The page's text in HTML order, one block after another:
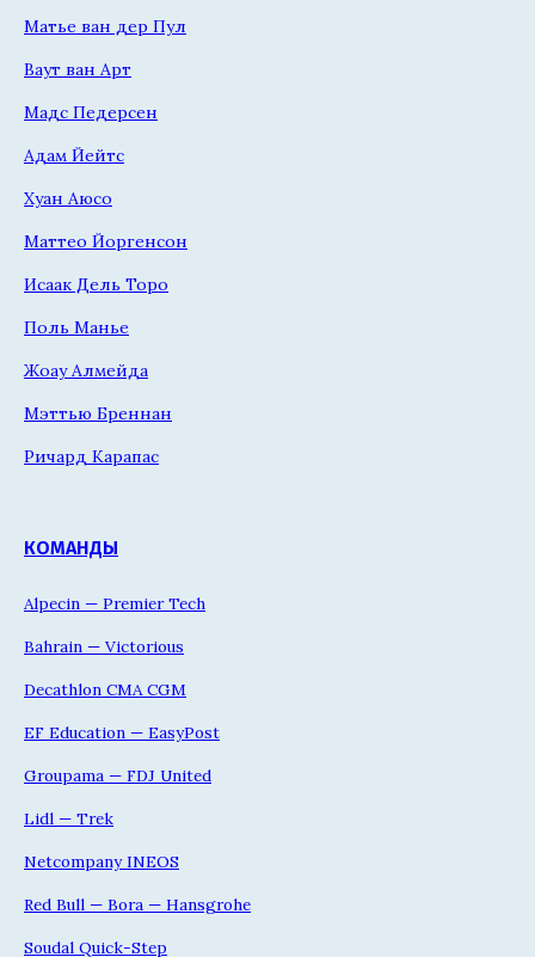
Матье ван дер Пул
Ваут ван Арт
Мадс Педерсен
Адам Йейтс
Хуан Аюсо
Маттео Йоргенсон
Исаак Дель Торо
Поль Манье
Жоау Алмейда
Мэттью Бреннан
Ричард Карапас
КОМАНДЫ
Alpecin — Premier Tech
Bahrain — Victorious
Decathlon CMA CGM
EF Education — EasyPost
Groupama — FDJ United
Lidl — Trek
Netcompany INEOS
Red Bull — Bora — Hansgrohe
Soudal Quick-Step